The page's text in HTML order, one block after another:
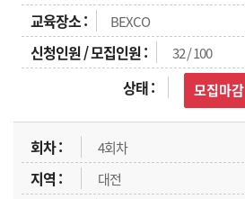
BEXCO
32 / 100
모집마감
4회차
대전